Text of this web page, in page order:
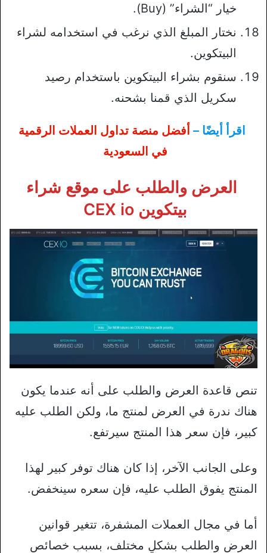
خيار “الشراء” (Buy).
نختار المبلغ الذي نرغب في استخدامه لشراء
البيتكوين.
سنقوم بشراء البيتكوين باستخدام رصيد
سكريل الذي قمنا بشحنه.
اقرأ أيضًا – أفضل منصة تداول العملات الرقمية
في السعودية
العرض والطلب على موقع شراء
بيتكوين CEX io
تنص قاعدة العرض والطلب على أنه عندما يكون
هناك ندرة في العرض لمنتج ما، ولكن الطلب عليه
كبير، فإن سعر هذا المنتج سيرتفع.
وعلى الجانب الآخر، إذا كان هناك توفر كبير لهذا
المنتج يفوق الطلب عليه، فإن سعره سينخفض.
أما في مجال العملات المشفرة، تتغير قوانين
العرض والطلب بشكلٍ مختلف، بسبب خصائص